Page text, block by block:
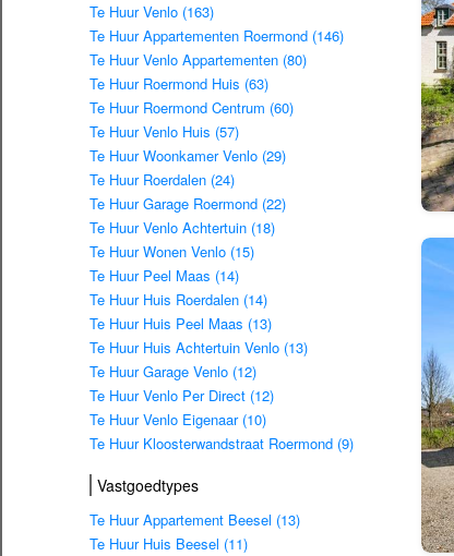
Te Huur Venlo (163)
Te Huur Appartementen Roermond (146)
Te Huur Venlo Appartementen (80)
Te Huur Roermond Huis (63)
Te Huur Roermond Centrum (60)
Te Huur Venlo Huis (57)
Te Huur Woonkamer Venlo (29)
Te Huur Roerdalen (24)
Te Huur Garage Roermond (22)
Te Huur Venlo Achtertuin (18)
Te Huur Wonen Venlo (15)
Te Huur Peel Maas (14)
Te Huur Huis Roerdalen (14)
Te Huur Huis Peel Maas (13)
Te Huur Huis Achtertuin Venlo (13)
Te Huur Garage Venlo (12)
Te Huur Venlo Per Direct (12)
Te Huur Venlo Eigenaar (10)
Te Huur Kloosterwandstraat Roermond (9)
Vastgoedtypes
Te Huur Appartement Beesel (13)
Te Huur Huis Beesel (11)